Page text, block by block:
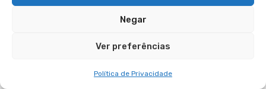
Negar
Ver preferências
Política de Privacidade
Ao longo desta jornada bíblica, vemos como
Sansão, um homem chamado para um grande
escolhas imprudentes.